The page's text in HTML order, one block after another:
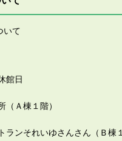
いて
館日
（Ａ棟１階）
ランそれいゆさんさん（Ｂ棟１